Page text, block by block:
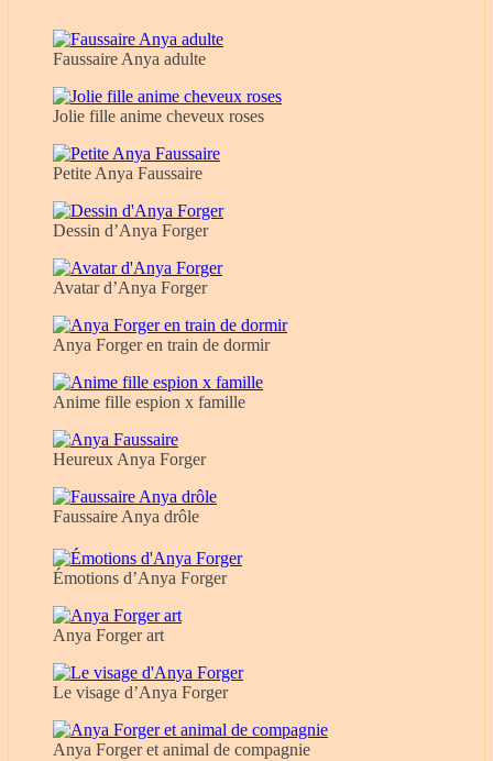
Faussaire Anya adulte
Jolie fille anime cheveux roses
Petite Anya Faussaire
Dessin d’Anya Forger
Avatar d’Anya Forger
Anya Forger en train de dormir
Anime fille espion x famille
Heureux Anya Forger
Faussaire Anya drôle
Émotions d’Anya Forger
Anya Forger art
Le visage d’Anya Forger
Anya Forger et animal de compagnie